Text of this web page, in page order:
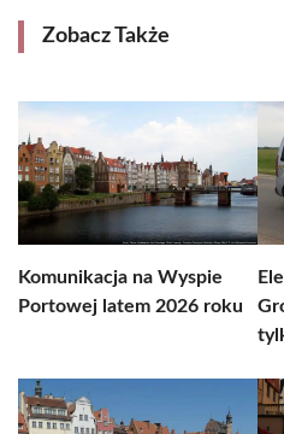
Zobacz Także
Komunikacja na Wyspie
Portowej latem 2026 roku